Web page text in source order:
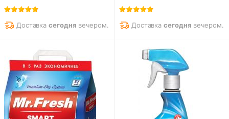
Доставкасегодня вечером. Доставкасегодня вечером.